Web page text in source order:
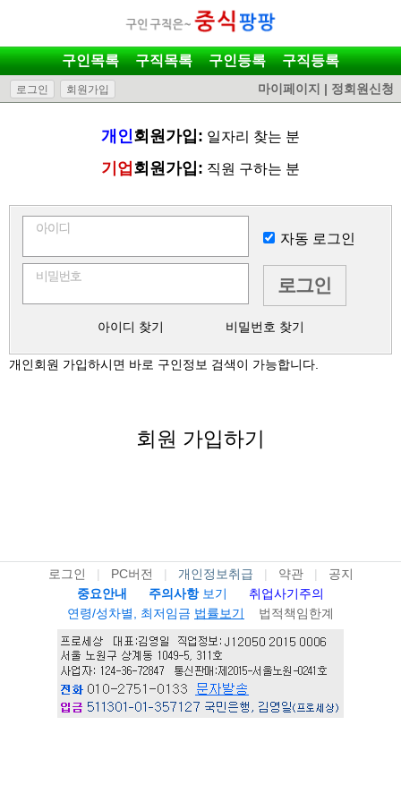
구인목록 구직목록 구인등록 구직등록
로그인 회원가입 마이페이지 | 정회원신청
개인회원가입: 일자리 찾는 분
기업 회원가입: 직원 구하는 분
자동 로그인
아이디 찾기 비밀번호 찾기
개인회원 가입하시면 바로 구인정보 검색이 가능합니다.
회원 가입하기
로그인 | PC버전 | 개인정보취급 | 약관 |
공지
중요안내
주의사항 보기
취업사기주의
연령/성차별, 최저임금 법률보기 법적책임한계